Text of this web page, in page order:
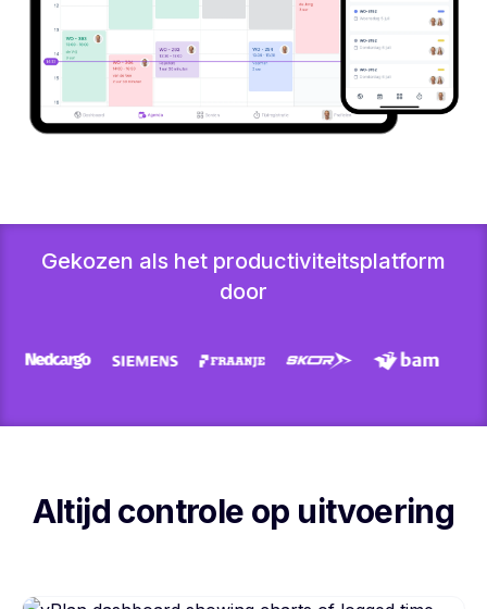
Gekozen als het productiviteitsplatform
door
Altijd controle op uitvoering